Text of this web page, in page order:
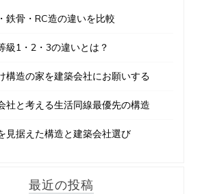
鉄骨・RC造の違いを比較
級1・2・3の違いとは？
構造の家を建築会社にお願いする
社と考える生活同線最優先の構造
見据えた構造と建築会社選び
最近の投稿